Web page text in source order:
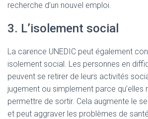
recherche d’un nouvel emploi.
3. L’isolement social
La carence UNEDIC peut également
isolement social. Les personnes en
peuvent se retirer de leurs activités
jugement ou simplement parce qu’elles
permettre de sortir. Cela augmente le
et peut aggraver les problèmes de